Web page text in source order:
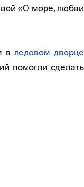
«О море, любви
вледовом дворце
помогли сделать